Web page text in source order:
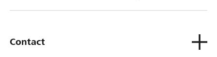
Contact